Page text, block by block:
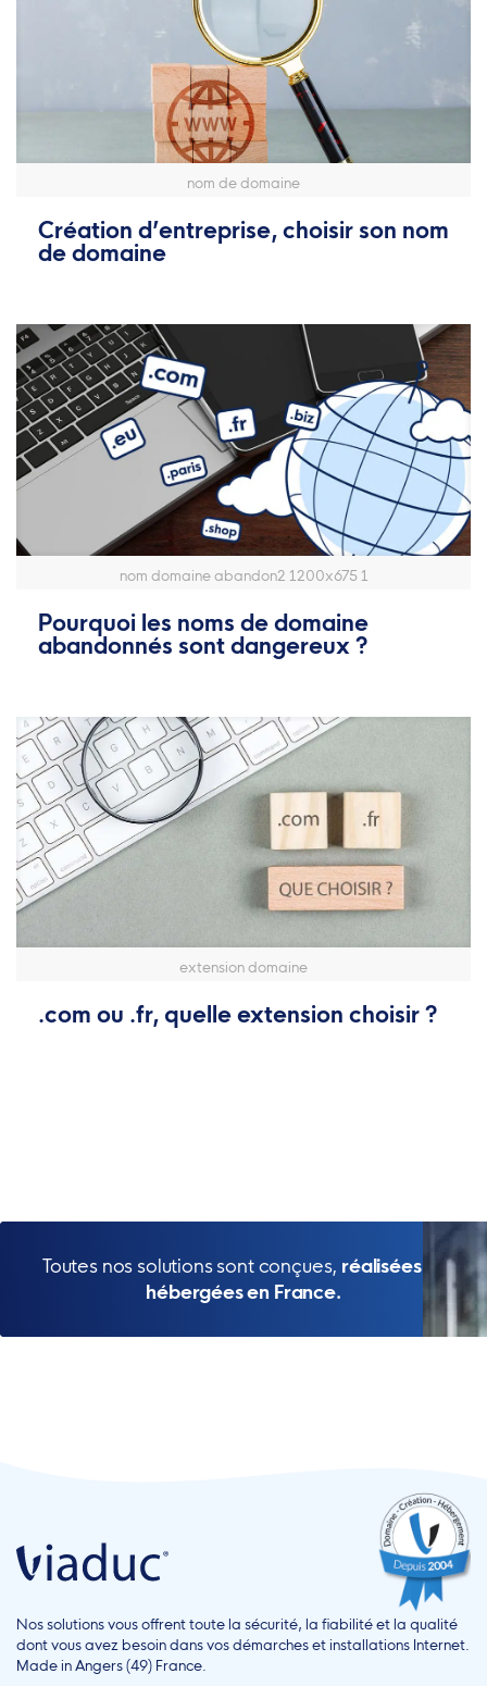
nom de domaine
Création d’entreprise, choisir son nom
de domaine
nom domaine abandon2 1200x675 1
Pourquoi les noms de domaine
abandonnés sont dangereux ?
extension domaine
.com ou .fr, quelle extension choisir ?
Toutes nos solutions sont conçues, réalisées et
hébergées en France.
Nos solutions vous offrent toute la sécurité, la fiabilité et la qualité
dont vous avez besoin dans vos démarches et installations Internet.
Made in Angers (49) France.